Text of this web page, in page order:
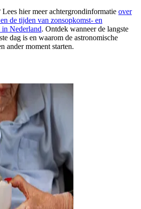
hier meer achtergrondinformatie over
de tijden van zonsopkomst- en
in Nederland. Ontdek wanneer de langste
dag is en waarom de astronomische
ander moment starten.